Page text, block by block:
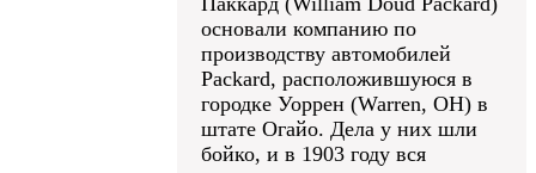
основали компанию по
производству автомобилей
Packard, расположившуюся в
городке Уоррен (Warren, OH) в
штате Огайо. Дела у них шли
бойко, и в 1903 году вся